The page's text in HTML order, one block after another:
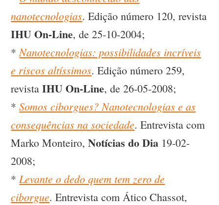
nanotecnologias. Edição número 120, revista
IHU On-Line, de 25-10-2004;
*Nanotecnologias: possibilidades incríveis
e riscos altíssimos. Edição número 259,
revistaIHU On-Line, de 26-05-2008;
*Somos ciborgues? Nanotecnologias e as
consequências na sociedade. Entrevista com
Marko Monteiro,Notícias do Dia 19-02-
2008;
*Levante o dedo quem tem zero de
ciborgue. Entrevista com Ático Chassot,